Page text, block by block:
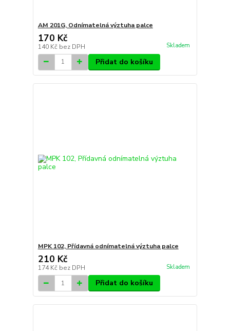
AM 201G, Odnímatelná výztuha palce
170 Kč
140 Kč bez DPH Skladem
Přidat do košíku
MPK 102, Přídavná odnímatelná výztuha palce
210 Kč
174 Kč bez DPH Skladem
Přidat do košíku